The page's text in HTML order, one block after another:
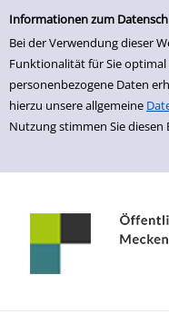
Einfache Suche
Informationen zum
Bei der Verwendung dieser
Funktionalität für Sie
personenbezogene Daten
hierzu unsere allgemeine
Nutzung stimmen Sie diesen
zur Navigation springen
zum Inhalt springen
Zur Detailanzeige springen